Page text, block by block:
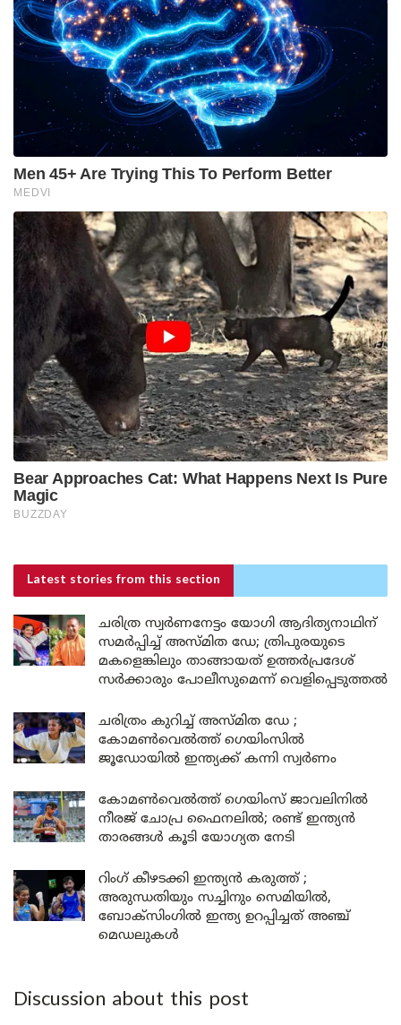
Latest stories from this section
ചരിത്ര സ്വർണനേട്ടം യോഗി ആദിത്യനാഥിന്
സമർപ്പിച്ച് അസ്മിത ഡേ; ത്രിപുരയുടെ
മകളെങ്കിലും താങ്ങായത് ഉത്തർപ്രദേശ്
സർക്കാരും പോലീസുമെന്ന് വെളിപ്പെടുത്തൽ
ചരിത്രം കുറിച്ച് അസ്മിത ഡേ ;
കോമൺവെൽത്ത് ഗെയിംസിൽ
ജൂഡോയിൽ ഇന്ത്യക്ക് കന്നി സ്വർണം
കോമൺവെൽത്ത് ഗെയിംസ് ജാവലിനിൽ
നീരജ് ചോപ്ര ഫൈനലിൽ; രണ്ട് ഇന്ത്യൻ
താരങ്ങൾ കൂടി യോഗ്യത നേടി
റിംഗ് കീഴടക്കി ഇന്ത്യൻ കരുത്ത് ;
അരുന്ധതിയും സച്ചിനും സെമിയിൽ,
ബോക്സിംഗിൽ ഇന്ത്യ ഉറപ്പിച്ചത് അഞ്ച്
മെഡലുകൾ
Discussion about this post